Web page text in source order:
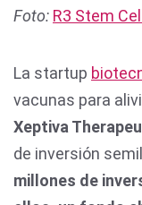
Foto: R3 Stem
La startup
vacunas para
Xeptiva
de inversión
millones de